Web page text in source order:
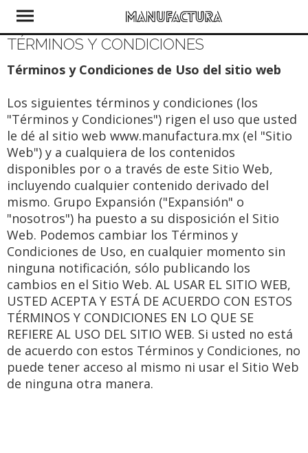
TÉRMINOS Y CONDICIONES
Términos y Condiciones de Uso del sitio web
Los siguientes términos y condiciones (los
"Términos y Condiciones") rigen el uso que usted
le dé al sitio web www.manufactura.mx (el "Sitio
Web") y a cualquiera de los contenidos
disponibles por o a través de este Sitio Web,
incluyendo cualquier contenido derivado del
mismo. Grupo Expansión ("Expansión" o
"nosotros") ha puesto a su disposición el Sitio
Web. Podemos cambiar los Términos y
Condiciones de Uso, en cualquier momento sin
ninguna notificación, sólo publicando los
cambios en el Sitio Web. AL USAR EL SITIO WEB,
USTED ACEPTA Y ESTÁ DE ACUERDO CON ESTOS
TÉRMINOS Y CONDICIONES EN LO QUE SE
REFIERE AL USO DEL SITIO WEB. Si usted no está
de acuerdo con estos Términos y Condiciones, no
puede tener acceso al mismo ni usar el Sitio Web
de ninguna otra manera.